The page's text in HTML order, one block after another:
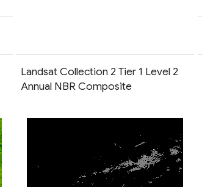
Landsat Collection 2 Tier 1 Level 2
Annual NBR Composite